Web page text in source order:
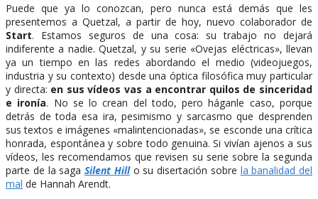
Puede que ya lo conozcan, pero nunca está demás que les
presentemos a Quetzal, a partir de hoy, nuevo colaborador de
Start. Estamos seguros de una cosa: su trabajo no dejará
indiferente a nadie. Quetzal, y su serie «Ovejas eléctricas», llevan
ya un tiempo en las redes abordando el medio (videojuegos,
industria y su contexto) desde una óptica filosófica muy particular
y directa: en sus vídeos vas a encontrar quilos de sinceridad
e ironía. No se lo crean del todo, pero háganle caso, porque
detrás de toda esa ira, pesimismo y sarcasmo que desprenden
sus textos e imágenes «malintencionadas», se esconde una crítica
honrada, espontánea y sobre todo genuina. Si vivían ajenos a sus
vídeos, les recomendamos que revisen su serie sobre la segunda
parte de la saga Silent Hillo su disertación sobre la banalidad del
mal de Hannah Arendt.